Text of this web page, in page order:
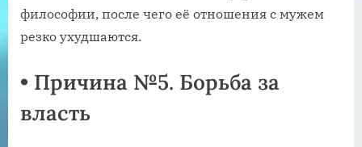
философии, после чего её отношения с мужем
резко ухудшаются.
• Причина №5. Борьба за
власть